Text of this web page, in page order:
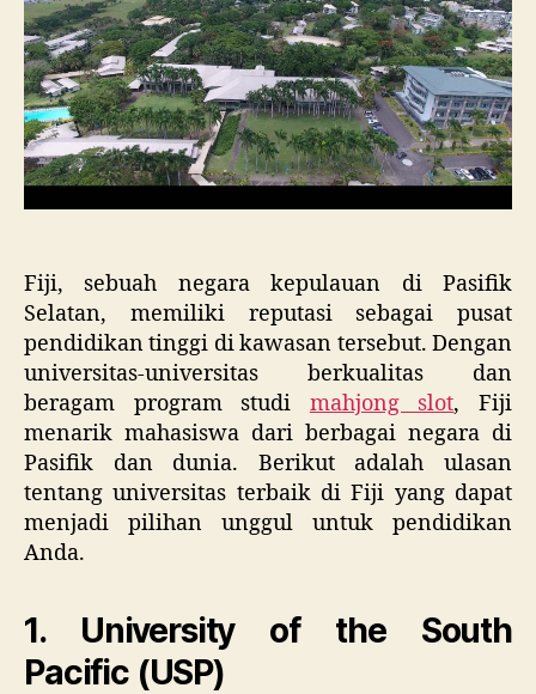
Tinggi
di
Pasifik
Selatan
Fiji, sebuah negara kepulauan di Pasifik
Selatan, memiliki reputasi sebagai pusat
pendidikan tinggi di kawasan tersebut. Dengan
universitas-universitas berkualitas dan
beragam program studi mahjong slot, Fiji
menarik mahasiswa dari berbagai negara di
Pasifik dan dunia. Berikut adalah ulasan
tentang universitas terbaik di Fiji yang dapat
menjadi pilihan unggul untuk pendidikan
Anda.
1. University of the South
Pacific (USP)